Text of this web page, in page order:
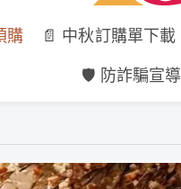
購 📄 中秋訂購單下載
🛡️ 防詐騙宣導